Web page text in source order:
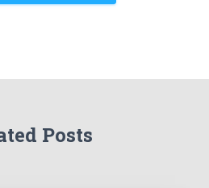
Posts